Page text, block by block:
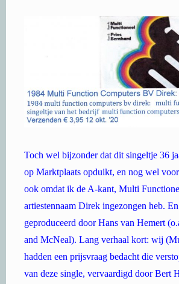
Toch wel bijzonder dat dit singeltje 36
op Marktplaats opduikt, en nog wel
ook omdat ik de A-kant, Multi
artiestennaam Direk ingezongen heb.
geproduceerd door Hans van Hemert
and McNeal). Lang verhaal kort: wij
hadden een prijsvraag bedacht die
van deze single, vervaardigd door Bert